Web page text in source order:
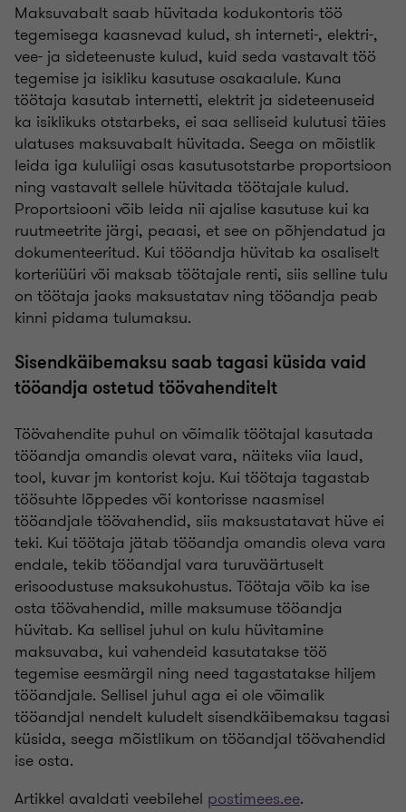
Maksuvabalt saab hüvitada kodukontoris töö
tegemisega kaasnevad kulud, sh interneti-, elektri-,
vee- ja sideteenuste kulud, kuid seda vastavalt töö
tegemise ja isikliku kasutuse osakaalule. Kuna
töötaja kasutab internetti, elektrit ja sideteenuseid
ka isiklikuks otstarbeks, ei saa selliseid kulutusi täies
ulatuses maksuvabalt hüvitada. Seega on mõistlik
leida iga kululiigi osas kasutusotstarbe proportsioon
ning vastavalt sellele hüvitada töötajale kulud.
Proportsiooni võib leida nii ajalise kasutuse kui ka
ruutmeetrite järgi, peaasi, et see on põhjendatud ja
dokumenteeritud. Kui tööandja hüvitab ka osaliselt
korteriüüri või maksab töötajale renti, siis selline tulu
on töötaja jaoks maksustatav ning tööandja peab
kinni pidama tulumaksu.
Sisendkäibemaksu saab tagasi küsida vaid
tööandja ostetud töövahenditelt
Töövahendite puhul on võimalik töötajal kasutada
tööandja omandis olevat vara, näiteks viia laud,
tool, kuvar jm kontorist koju. Kui töötaja tagastab
töösuhte lõppedes või kontorisse naasmisel
tööandjale töövahendid, siis maksustatavat hüve ei
teki. Kui töötaja jätab tööandja omandis oleva vara
endale, tekib tööandjal vara turuväärtuselt
erisoodustuse maksukohustus. Töötaja võib ka ise
osta töövahendid, mille maksumuse tööandja
hüvitab. Ka sellisel juhul on kulu hüvitamine
maksuvaba, kui vahendeid kasutatakse töö
tegemise eesmärgil ning need tagastatakse hiljem
tööandjale. Sellisel juhul aga ei ole võimalik
tööandjal nendelt kuludelt sisendkäibemaksu tagasi
küsida, seega mõistlikum on tööandjal töövahendid
ise osta.
Artikkel avaldati veebilehel postimees.ee.